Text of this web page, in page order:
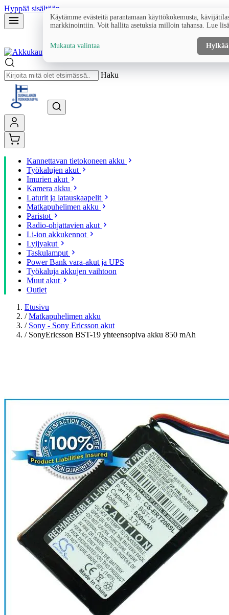
Hyppää sisältöön
Haku
Kannettavan tietokoneen akku
Työkalujen akut
Imurien akut
Kamera akku
Laturit ja latauskaapelit
Matkapuhelimen akku
Paristot
Radio-ohjattavien akut
Li-ion akkukennot
Lyijyakut
Taskulamput
Power Bank vara-akut ja UPS
Työkaluja akkujen vaihtoon
Muut akut
Outlet
Etusivu
/ Matkapuhelimen akku
/ Sony - Sony Ericsson akut
/ SonyEricsson BST-19 yhteensopiva akku 850 mAh
Käytämme evästeitä parantamaan käyttökokemusta,
markkinointiin. Voit hallita asetuksia milloin tahansa. Lue
Mukauta valintaa Hylkää